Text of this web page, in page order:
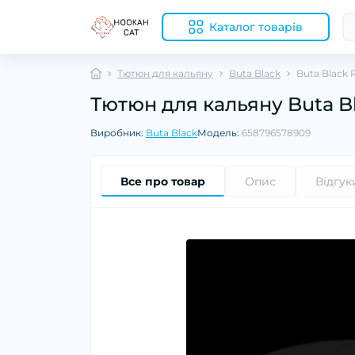
Каталог товарів
Тютюн для кальяну Buta Black Buta Black
Тютюн для кальяну Buta
Виробник: Buta BlackМодель: 658796578909
Все про товар Опис